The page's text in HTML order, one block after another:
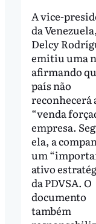
A vice-
da Venezuela,
Delcy
emitiu uma
afirmando
país não
reconhecerá
“venda
empresa.
ela, a
um
ativo
da PDVSA. O
documento
também